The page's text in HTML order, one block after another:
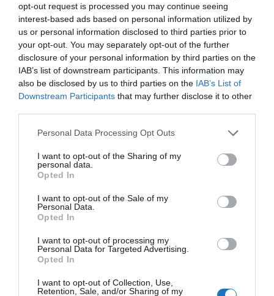
opt-out request is processed you may continue seeing
interest-based ads based on personal information utilized by
us or personal information disclosed to third parties prior to
your opt-out. You may separately opt-out of the further
disclosure of your personal information by third parties on the
IAB’s list of downstream participants. This information may
also be disclosed by us to third parties on the IAB’s List of
Downstream Participants that may further disclose it to other
Please note that this website/app uses one or more Google
not limited to your visit or usage behaviour. You may click to
grant or deny consent to Google and its third-party tags to
use your data for below specified purposes in below Google
consent section.
Personal Data Processing Opt Outs
I want to opt-out of the Sharing of my
personal data.
Opted In
I want to opt-out of the Sale of my
Personal Data.
Opted In
I want to opt-out of processing my
Personal Data for Targeted Advertising.
Opted In
I want to opt-out of Collection, Use,
Retention, Sale, and/or Sharing of my
beutazás során különféle korlátozások vannak
érvényben, szerte a világon. Ezekről mindig érdemes
tájékozódni a
Konzuli Szolgálat
honlapján és konzuli
védelemre is javaslom, hogyregisztrálj be
Emirates kupon kód és akció